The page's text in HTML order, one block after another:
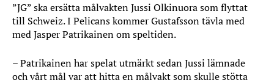
”JG” ska ersätta målvakten Jussi Olkinuora som flyttat
till Schweiz. I Pelicans kommer Gustafsson tävla med
med Jasper Patrikainen om speltiden.
– Patrikainen har spelat utmärkt sedan Jussi lämnade
och vårt mål var att hitta en målvakt som skulle stötta